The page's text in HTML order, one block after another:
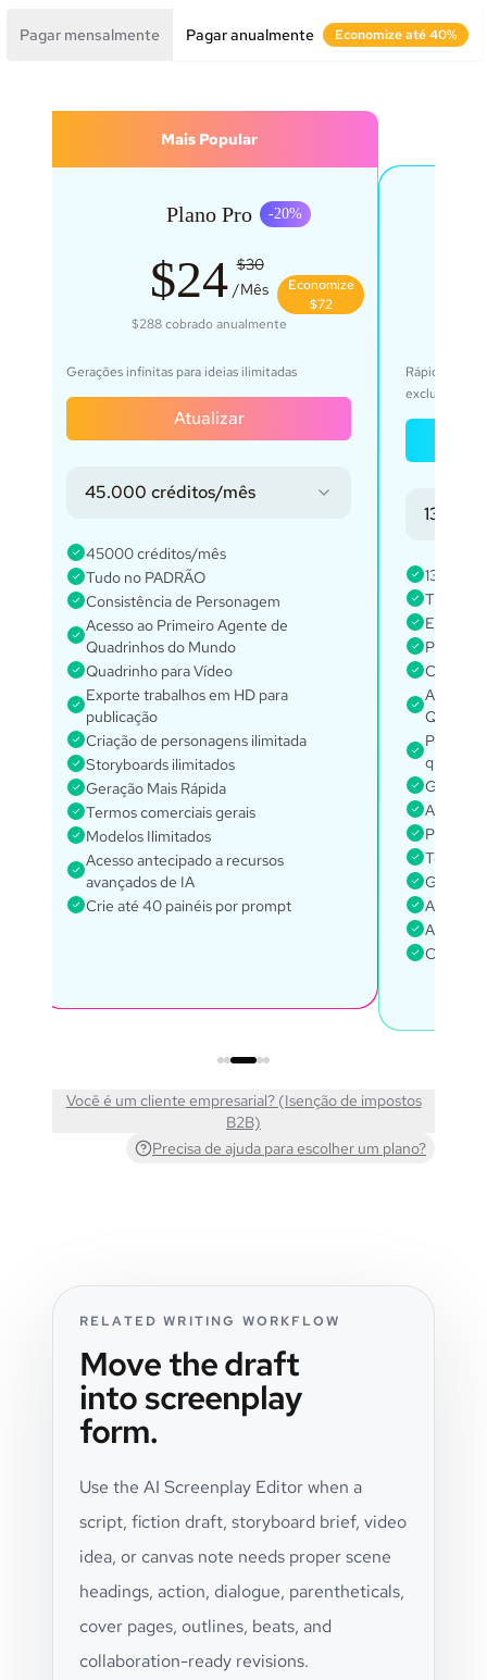
Pagar mensalmente Pagar anualmente Economize até 40%
Mais Popular
Plano Pro -20%
$24 $30
/Mês
Economize
$72
$288 cobrado anualmente
Gerações infinitas para ideias ilimitadas
Atualizar
45.000 créditos/mês
45000 créditos/mês
Tudo no PADRÃO
Consistência de Personagem
Acesso ao Primeiro Agente de
Quadrinhos do Mundo
Quadrinho para Vídeo
Exporte trabalhos em HD para
publicação
Criação de personagens ilimitada
Storyboards ilimitados
Geração Mais Rápida
Termos comerciais gerais
Modelos Ilimitados
Acesso antecipado a recursos
avançados de IA
Crie até 40 painéis por prompt
Rápido, para
exclusivo
135000
Tudo no
Every
Projetos
Acesso
Geração
Acesso
Pacote
Termos
Gerente
Acesso
Acesso
Crie até
Você é um cliente empresarial? (Isenção de impostos
B2B)
Precisa de ajuda para escolher um plano?
RELATED WRITING WORKFLOW
Move the draft
into screenplay
form.
Use the AI Screenplay Editor when a
script, fiction draft, storyboard brief, video
idea, or canvas note needs proper scene
headings, action, dialogue, parentheticals,
cover pages, outlines, beats, and
collaboration-ready revisions.